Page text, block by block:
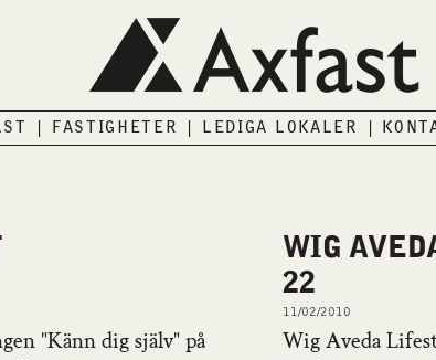
FASTIGHETER LEDIGA LOKALER
"Känn dig själv" på
WIG
22
11/02/2010
Wig Aveda